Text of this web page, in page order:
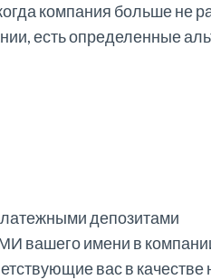
компания больше не
есть определенные
депозитами
вашего имени в
вас в качестве